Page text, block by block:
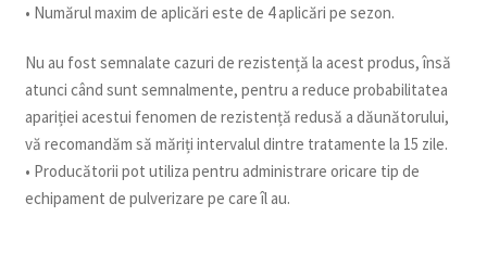
• Numărul maxim de aplicări este de 4 aplicări pe sezon.
Nu au fost semnalate cazuri de rezistență la acest produs, însă
atunci când sunt semnalmente, pentru a reduce probabilitatea
apariției acestui fenomen de rezistență redusă a dăunătorului,
vă recomandăm să măriți intervalul dintre tratamente la 15 zile.
• Producătorii pot utiliza pentru administrare oricare tip de
echipament de pulverizare pe care îl au.